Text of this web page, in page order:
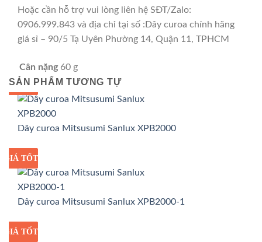
Hoặc cần hỗ trợ vui lòng liên hệ SĐT/Zalo:
0906.999.843 và địa chỉ tại số :Dây curoa chính hãng
giá sỉ – 90/5 Tạ Uyên Phường 14, Quận 11, TPHCM
Cân nặng 60 g
SẢN PHẨM TƯƠNG TỰ
GIÁ SỈ
GIÁ TỐT
Dây curoa Mitsusumi Sanlux XPB2000
GIÁ SỈ
GIÁ TỐT
Dây curoa Mitsusumi Sanlux XPB2000-1
GIÁ SỈ
GIÁ TỐT